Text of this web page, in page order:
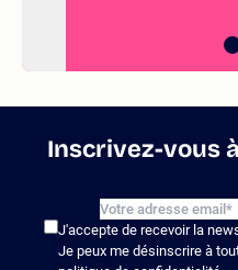
Inscrivez-vous
J'accepte de recevoir la
Je peux me désinscrire à